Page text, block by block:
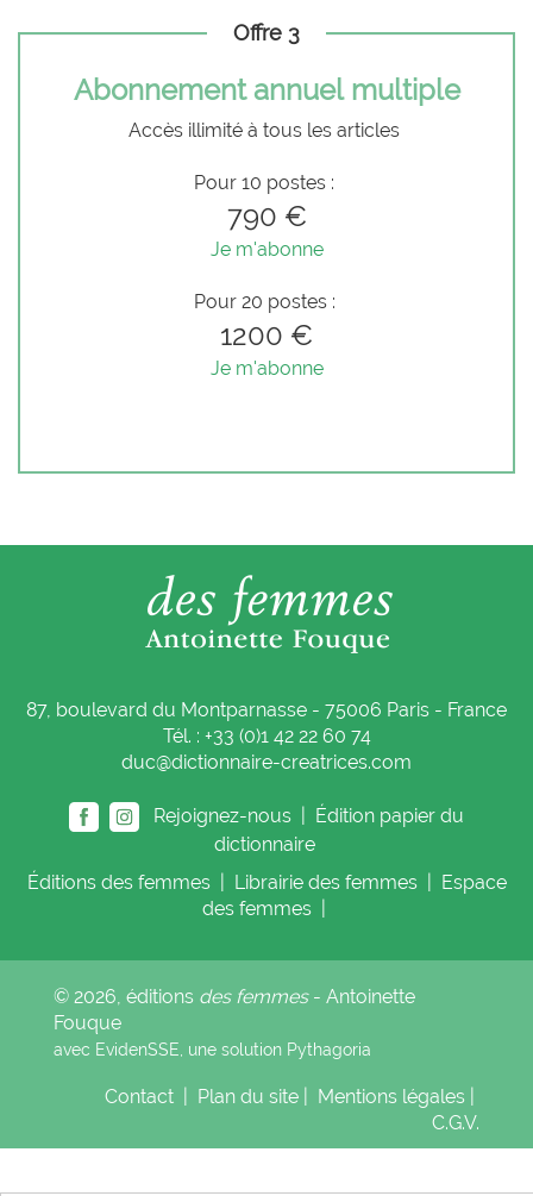
Offre 3
Abonnement annuel multiple
Accès illimité à tous les articles
Pour 10 postes :
790 €
Je m'abonne
Pour 20 postes :
1200 €
Je m'abonne
87, boulevard du Montparnasse - 75006 Paris - France
Tél. : +33 (0)1 42 22 60 74
duc@dictionnaire-creatrices.com
Rejoignez-nous |
Édition papier du
dictionnaire
Éditions des femmes Librairie des femmes
Espace
des femmes
© 2026, éditions des femmes- Antoinette
Fouque
avec EvidenSSE, une solution Pythagoria
Contact Plan du site Mentions légales
C.G.V.